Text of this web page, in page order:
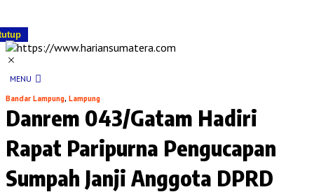
MENU
Bandar Lampung, Lampung
Danrem 043/Gatam Hadiri
Rapat Paripurna Pengucapan
Sumpah Janji Anggota DPRD